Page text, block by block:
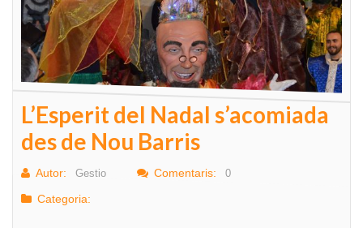
L’Esperit del Nadal s’acomiada
des de Nou Barris
Autor: Gestio Comentaris: 0
Categoria: